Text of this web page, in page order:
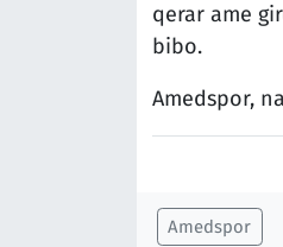
qerar ame
bibo.
Amedspor,
Amedspor